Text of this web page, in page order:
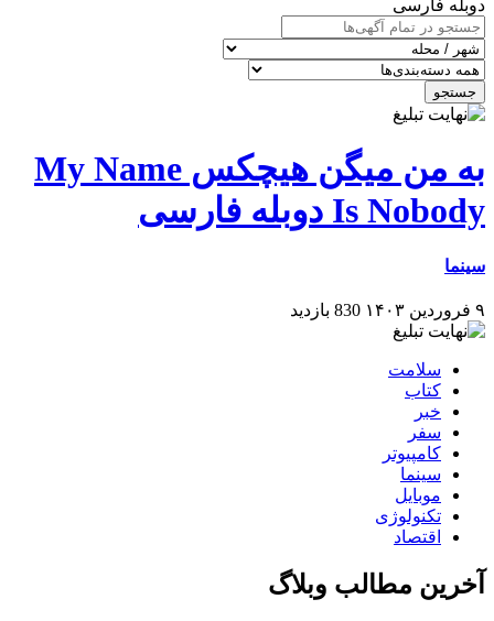
دوبله فارسی
جستجو
به من میگن هیچکس My Name
Is Nobody دوبله فارسی
سینما
۹ فروردین ۱۴۰۳ 830 بازدید
سلامت
کتاب
خبر
سفر
کامپیوتر
سینما
موبایل
تکنولوژی
اقتصاد
آخرین مطالب وبلاگ